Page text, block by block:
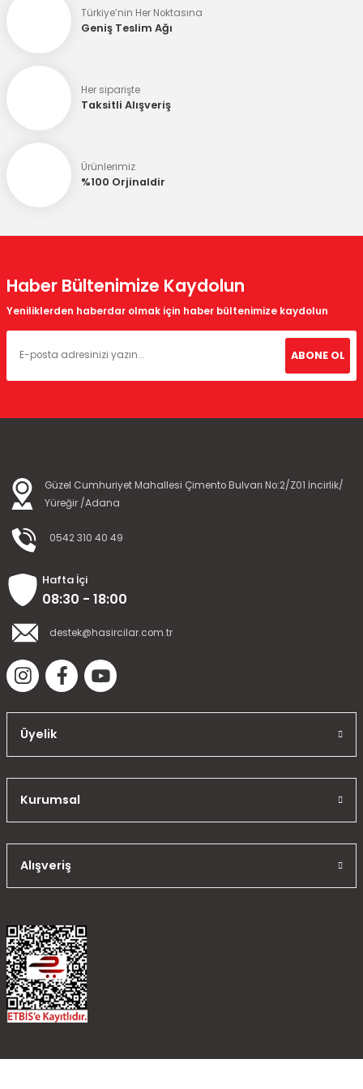
Ürün bilgilerinde hatalar bulunuyor.
Bu ürüne benzer farklı alternatifler olmalı.
Gönder
Türkiye’nin Her Noktasına
Geniş Teslim Ağı
Her siparişte
Taksitli Alışveriş
Ürünlerimiz
%100 Orjinaldir
Haber Bültenimize Kaydolun
Yeniliklerden haberdar olmak için haber bültenimize kaydolun
ABONE OL
Güzel Cumhuriyet Mahallesi Çimento Bulvarı No:2/Z01 İncirlik/
Yüreğir /Adana
0542 310 40 49
Hafta İçi
08:30 - 18:00
destek@hasircilar.com.tr
Üyelik
Kurumsal
Alışveriş